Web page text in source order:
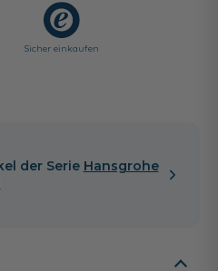
Sicher einkaufen
der Serie Hansgrohe